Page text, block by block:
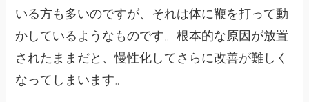
いる方も多いのですが、それは体に鞭を打って動
かしているようなものです。根本的な原因が放置
されたままだと、慢性化してさらに改善が難しく
なってしまいます。